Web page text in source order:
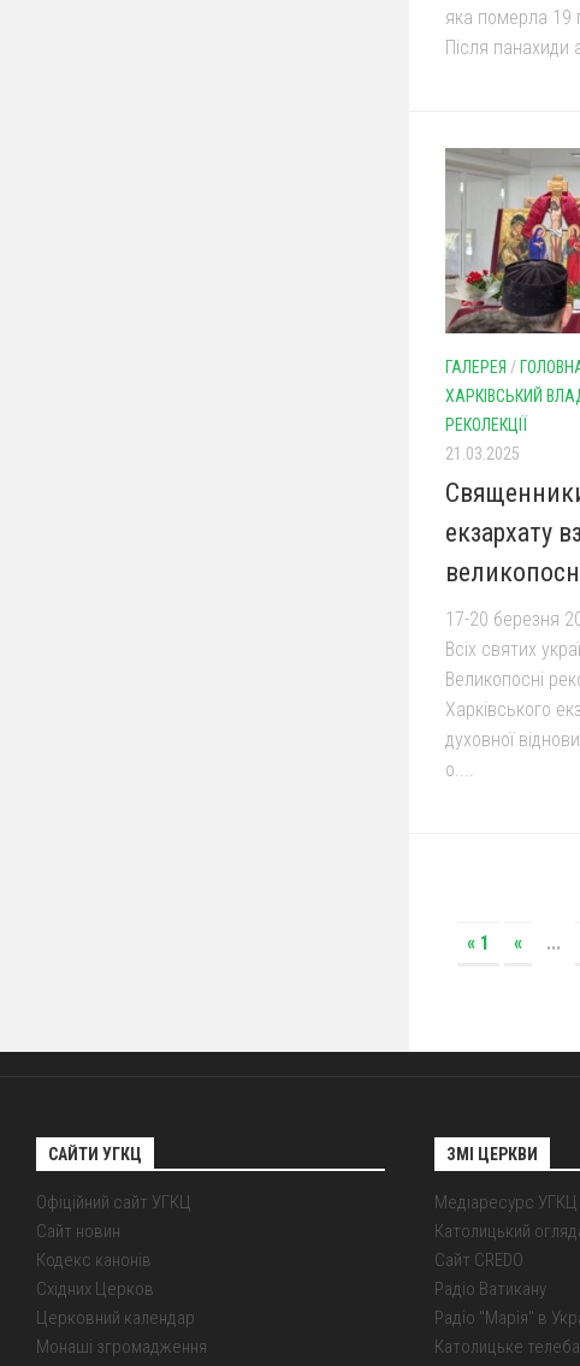
яка померла 19
Після панахиди
ГАЛЕРЕЯ /
ХАРКІВСЬКИЙ
РЕКОЛЕКЦІЇ
21.03.2025
екзархату
17-20 березня
Всіх святих
Великопосні
Харківського
духовної
о....
« 1 « ...
САЙТИ УГКЦ
Офіційний сайт УГКЦ
Сайт новин
Кодекс канонів
Східних Церков
Церковний календар
Монаші згромадження
ЗМІ ЦЕРКВИ
Медіаресурс УГКЦ
Католицький
Сайт CREDO
Радіо Ватикану
Радіо "Марія" в
Католицьке